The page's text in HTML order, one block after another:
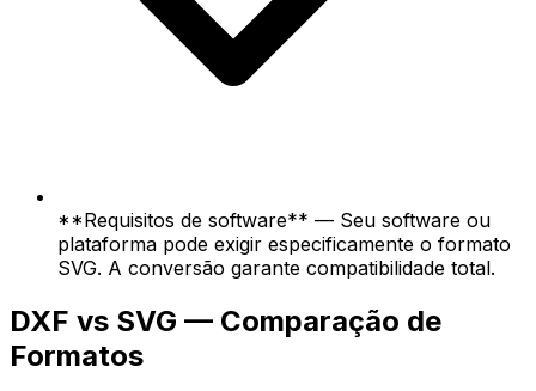
**Requisitos de software** — Seu software ou
plataforma pode exigir especificamente o formato
SVG. A conversão garante compatibilidade total.
DXF vs SVG — Comparação de
Formatos